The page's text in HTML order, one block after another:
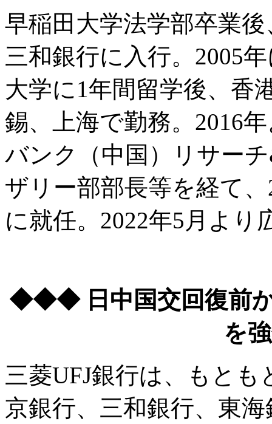
早稲田大学法学部卒業後
三和銀行に入行。2005
大学に1年間留学後、香
錫、上海で勤務。2016
バンク（中国）リサー
ザリー部部長等を経て
に就任。2022年5月より
◆◆◆ 日中国交回復前か
を
三菱UFJ銀行は、もと
京銀行、三和銀行、東